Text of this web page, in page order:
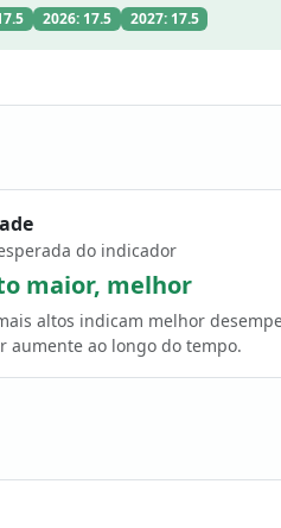
2026: 17.5 2027: 17.5
do indicador
maior, melhor
altos indicam melhor
aumente ao longo do tempo.